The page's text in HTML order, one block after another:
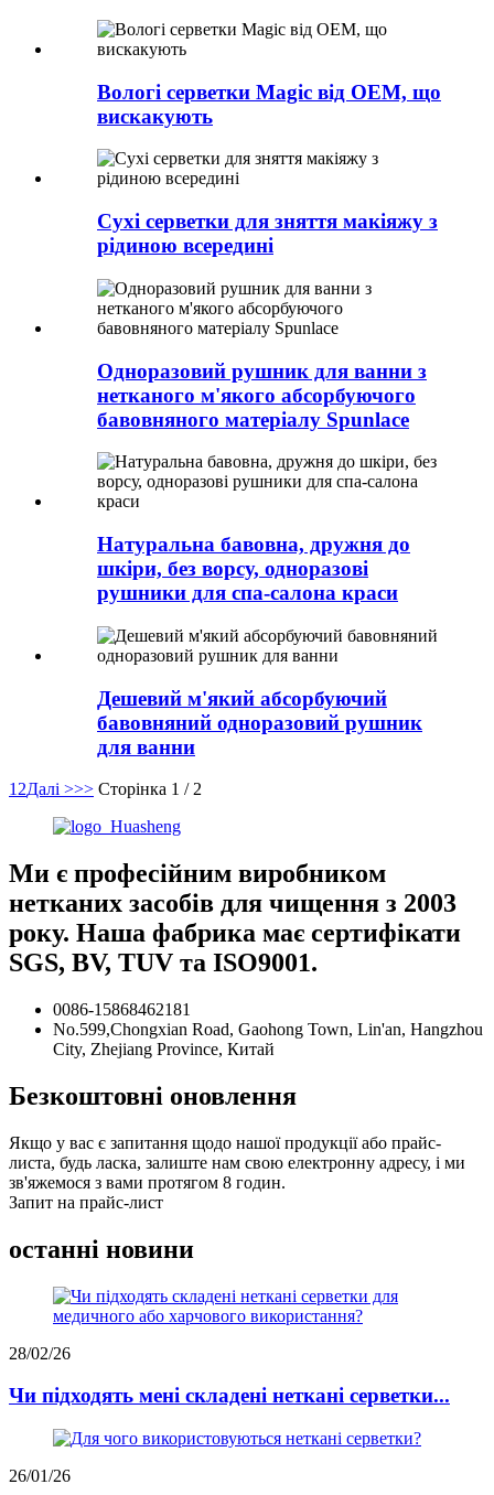
Вологі серветки Magic від OEM, що
вискакують
Сухі серветки для зняття макіяжу з
рідиною всередині
Одноразовий рушник для ванни з
нетканого м'якого абсорбуючого
бавовняного матеріалу Spunlace
Натуральна бавовна, дружня до
шкіри, без ворсу, одноразові
рушники для спа-салона краси
Дешевий м'який абсорбуючий
бавовняний одноразовий рушник
для ванни
1 2Далі >>> Сторінка 1 / 2
Ми є професійним виробником
нетканих засобів для чищення з 2003
року. Наша фабрика має сертифікати
SGS, BV, TUV та ISO9001.
0086-15868462181
No.599,Chongxian Road, Gaohong Town, Lin'an, Hangzhou
City, Zhejiang Province, Китай
Безкоштовні оновлення
Якщо у вас є запитання щодо нашої продукції або прайс-
листа, будь ласка, залиште нам свою електронну адресу, і ми
зв'яжемося з вами протягом 8 годин.
Запит на прайс-лист
останні новини
28/02/26
Чи підходять мені складені неткані серветки...
26/01/26